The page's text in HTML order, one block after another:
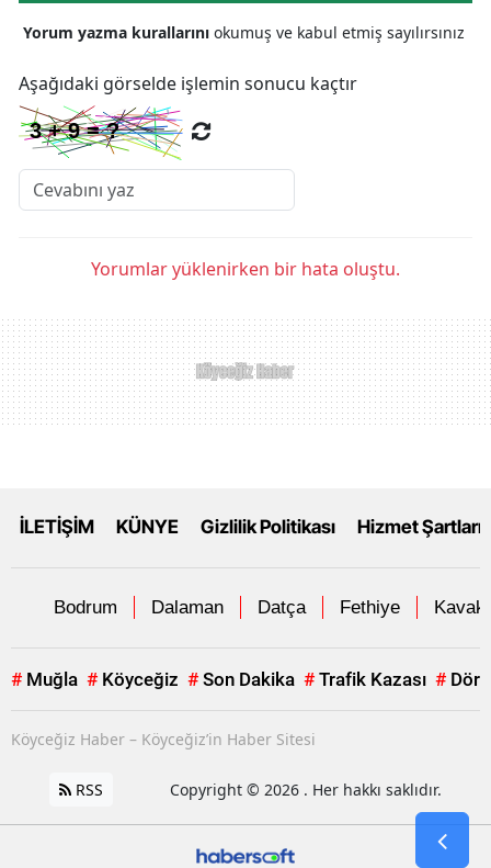
Yorum yazma kurallarını okumuş ve kabul etmiş sayılırsınız
Aşağıdaki görselde işlemin sonucu kaçtır
Yorumlar yüklenirken bir hata oluştu.
İLETİŞİM KÜNYE Gizlilik Politikası Hizmet Şartları
Bodrum Dalaman Datça Fethiye
# Muğla # Köyceğiz # Son Dakika # Trafik Kazası # Dört
Köyceğiz Haber – Köyceğiz’in Haber Sitesi
RSS Copyright © 2026 . Her hakkı saklıdır.